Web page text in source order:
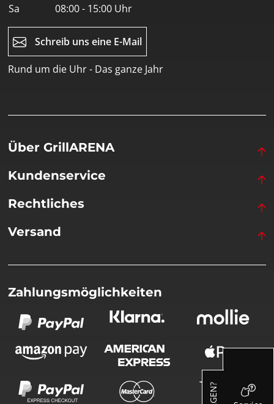
Sa
08:00 - 15:00 Uhr
Schreib uns eine E-Mail
Rund um die Uhr - Das ganze Jahr
Über GrillARENA
Kundenservice
Rechtliches
Versand
Zahlungsmöglichkeiten